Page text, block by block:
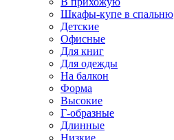
Шкафы-купе в спальню
Детские
Офисные
Для книг
Для одежды
На балкон
Форма
Высокие
Г-образные
Длинные
Низкие